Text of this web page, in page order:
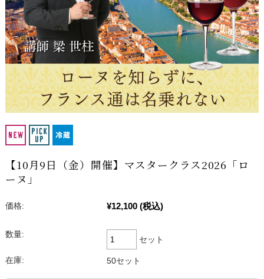
【10月9日（金）開催】マスタークラス2026「ロ
ーヌ」
価格: ¥12,100 (税込)
数量:
セット
在庫: 50セット